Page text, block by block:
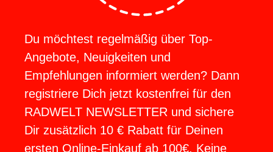
Du möchtest regelmäßig über Top-
Angebote, Neuigkeiten und
Empfehlungen informiert werden? Dann
registriere Dich jetzt kostenfrei für den
RADWELT NEWSLETTER und sichere
Dir zusätzlich 10 € Rabatt für Deinen
ersten Online-Einkauf ab 100€. Keine